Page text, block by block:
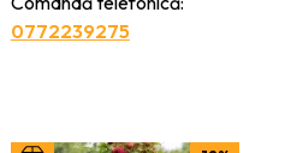
0772239275